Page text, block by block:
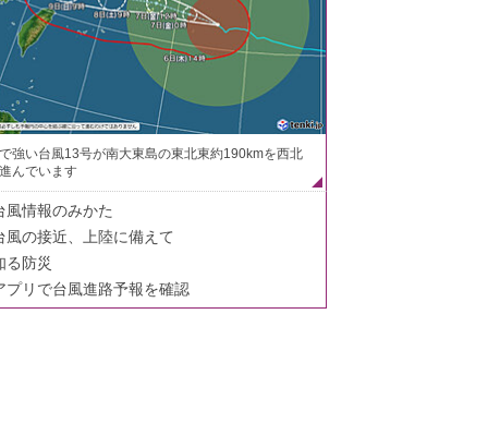
強い台風13号が南大東島の東北東約190kmを西北
んでいます
風情報のみかた
風の接近、上陸に備えて
る防災
プリで台風進路予報を確認